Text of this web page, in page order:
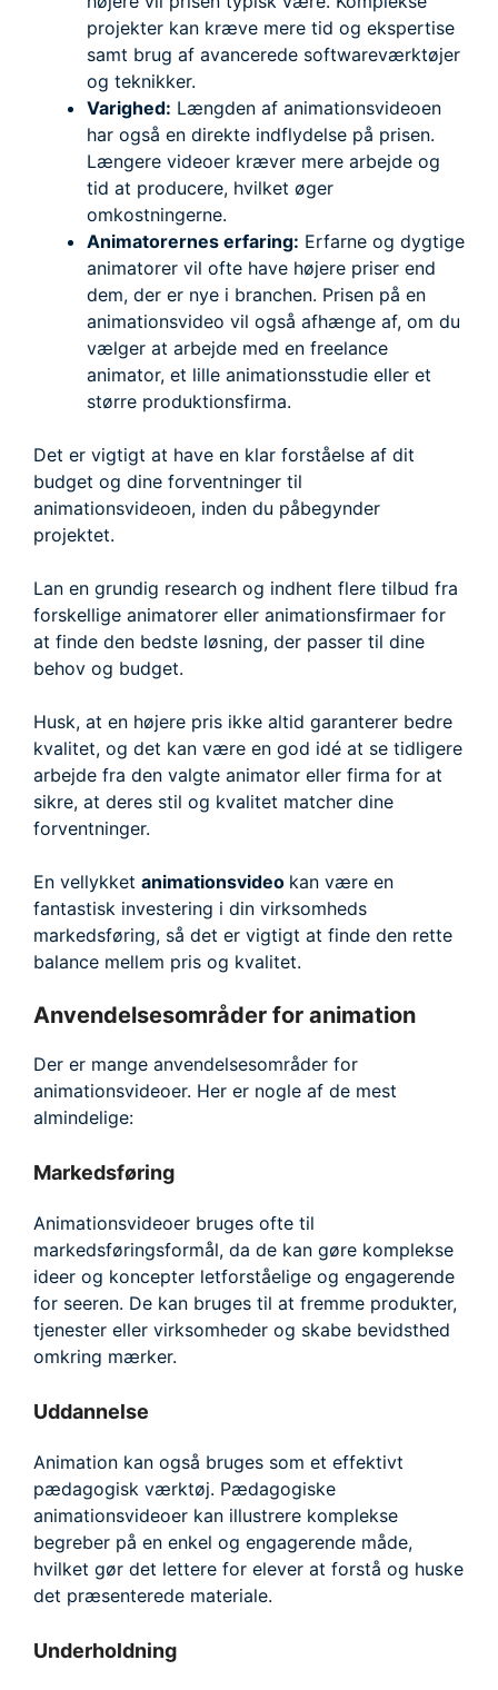
projekter kan kræve mere tid og ekspertise
samt brug af avancerede softwareværktøjer
og teknikker.
Varighed: Længden af animationsvideoen
har også en direkte indflydelse på prisen.
Længere videoer kræver mere arbejde og
tid at producere, hvilket øger
omkostningerne.
Animatorernes erfaring: Erfarne og dygtige
animatorer vil ofte have højere priser end
dem, der er nye i branchen. Prisen på en
animationsvideo vil også afhænge af, om du
vælger at arbejde med en freelance
animator, et lille animationsstudie eller et
større produktionsfirma.
Det er vigtigt at have en klar forståelse af dit
budget og dine forventninger til
animationsvideoen, inden du påbegynder
projektet.
Lan en grundig research og indhent flere tilbud fra
forskellige animatorer eller animationsfirmaer for
at finde den bedste løsning, der passer til dine
behov og budget.
Husk, at en højere pris ikke altid garanterer bedre
kvalitet, og det kan være en god idé at se tidligere
arbejde fra den valgte animator eller firma for at
sikre, at deres stil og kvalitet matcher dine
forventninger.
En vellykket animationsvideo kan være en
fantastisk investering i din virksomheds
markedsføring, så det er vigtigt at finde den rette
balance mellem pris og kvalitet.
Anvendelsesområder for animation
Der er mange anvendelsesområder for
animationsvideoer. Her er nogle af de mest
almindelige:
Markedsføring
Animationsvideoer bruges ofte til
markedsføringsformål, da de kan gøre komplekse
ideer og koncepter letforståelige og engagerende
for seeren. De kan bruges til at fremme produkter,
tjenester eller virksomheder og skabe bevidsthed
omkring mærker.
Uddannelse
Animation kan også bruges som et effektivt
pædagogisk værktøj. Pædagogiske
animationsvideoer kan illustrere komplekse
begreber på en enkel og engagerende måde,
hvilket gør det lettere for elever at forstå og huske
det præsenterede materiale.
Underholdning